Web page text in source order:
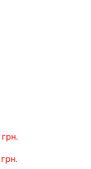
грн.
грн.